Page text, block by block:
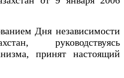
Дня независимости
руководствуясь
принят настоящий